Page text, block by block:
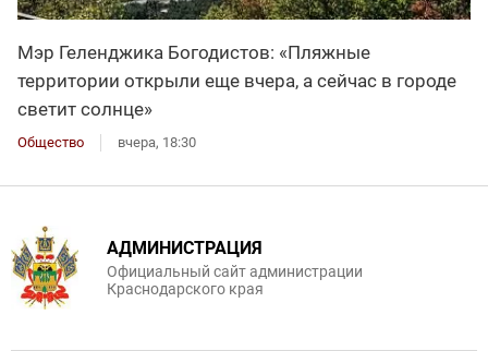
Мэр Геленджика Богодистов: «Пляжные
территории открыли еще вчера, а сейчас в городе
светит солнце»
Общество вчера, 18:30
АДМИНИСТРАЦИЯ
Официальный сайт администрации
Краснодарского края